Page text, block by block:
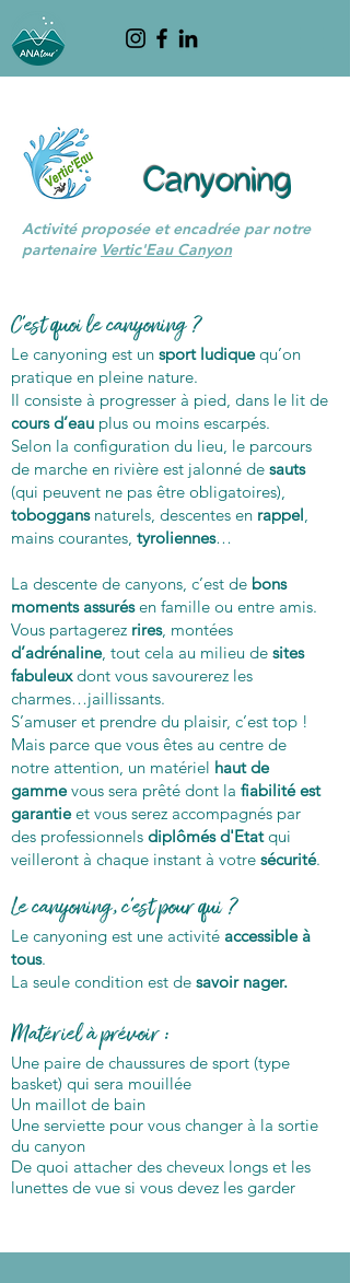
Canyoning
Activité proposée et encadrée par notre
partenaire Vertic'Eau Canyon
C'est quoi le canyoning ?
Le canyoning est un sport ludiquequ’on
pratique en pleine nature.
Il consiste à progresser à pied, dans le lit de
cours d’eau plus ou moins escarpés.
Selon la configuration du lieu, le parcours
de marche en rivière est jalonné de sauts
(qui peuvent ne pas être obligatoires),
toboggansnaturels, descentes en rappel,
mains courantes, tyroliennes…
La descente de canyons, c’est de bons
moments assurésen famille ou entre amis.
Vous partagerez rires, montées
d’adrénaline, tout cela au milieu de sites
fabuleuxdont vous savourerez les
charmes…jaillissants.
S’amuser et prendre du plaisir, c’est top !
Mais parce que vous êtes au centre de
notre attention, un matériel haut de
gammevous sera prêté dont la fiabilité est
garantieet vous serez accompagnés par
des professionnels diplômés d'Etatqui
veilleront à chaque instant à votre sécurité.
Le canyoning, c'est pour qui ?
Le canyoning est une activité accessible à
tous.
La seule condition est de savoir nager.
Matériel à prévoir :
Une paire de chaussures de sport (type
basket) qui sera mouillée
Un maillot de bain
Une serviette pour vous changer à la sortie
du canyon
De quoi attacher des cheveux longs et les
lunettes de vue si vous devez les garder